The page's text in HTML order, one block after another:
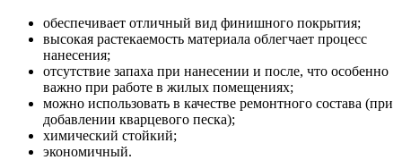
обеспечивает отличный вид финишного покрытия;
высокая растекаемость материала облегчает процесс
нанесения;
отсутствие запаха при нанесении и после, что особенно
важно при работе в жилых помещениях;
можно использовать в качестве ремонтного состава (при
добавлении кварцевого песка);
химический стойкий;
экономичный.